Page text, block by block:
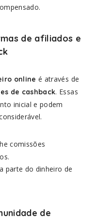
de afiliados e
online é através de
de cashback. Essas
inicial e podem
comissões
parte do dinheiro de
de